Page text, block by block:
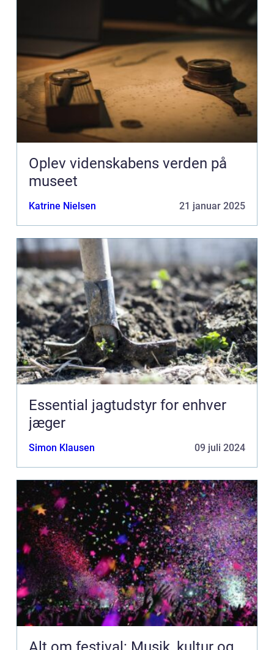
Oplev videnskabens verden på
museet
Katrine Nielsen 21 januar 2025
Essential jagtudstyr for enhver
jæger
Simon Klausen 09 juli 2024